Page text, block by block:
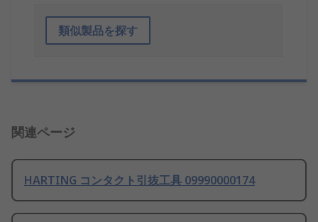
類似製品を探す
関連ページ
HARTING コンタクト引抜工具 09990000174